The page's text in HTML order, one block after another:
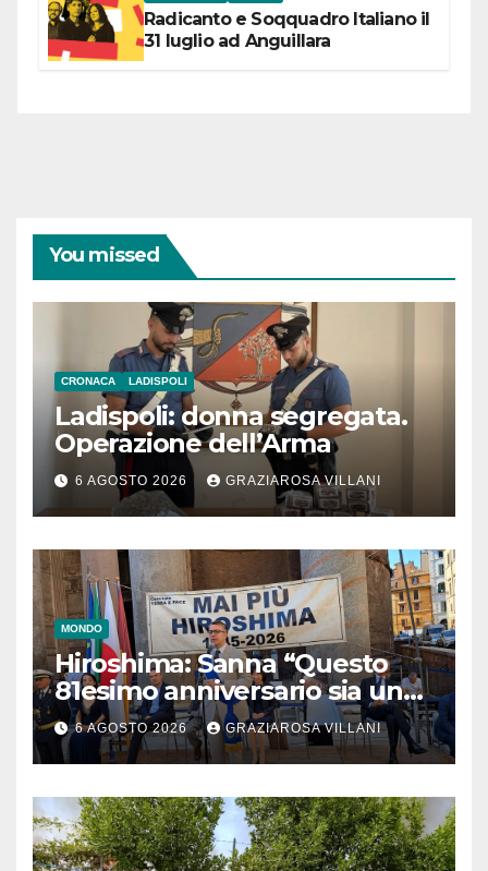
Radicanto e Soqquadro Italiano il
31 luglio ad Anguillara
You missed
CRONACA LADISPOLI
Ladispoli: donna segregata.
Operazione dell’Arma
6 AGOSTO 2026 GRAZIAROSA VILLANI
MONDO
Hiroshima: Sanna “Questo
81esimo anniversario sia un
monito per tutti”
6 AGOSTO 2026 GRAZIAROSA VILLANI